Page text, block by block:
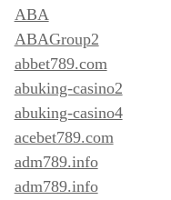
ABA
ABAGroup2
abbet789.com
abuking-casino2
abuking-casino4
acebet789.com
adm789.info
adm789.info